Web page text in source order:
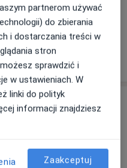
życia oraz osoby
partnerom używać
do zbierania
i dostarczania treści w
stron
sprawdzić i
w ustawieniach. W
linki do polityk
informacji znajdziesz
Zaakceptuj